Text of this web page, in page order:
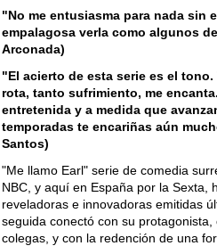
"No me entusiasma para nada sin
empalagosa verla como algunos
Arconada)
"El acierto de esta serie es el
rota, tanto sufrimiento, me
entretenida y a medida que
temporadas te encariñas aún
Santos)
"Me llamo Earl" serie de comedia
NBC, y aquí en España por la Sexta,
reveladoras e innovadoras emitidas
seguida conectó con su
colegas, y con la redención de una